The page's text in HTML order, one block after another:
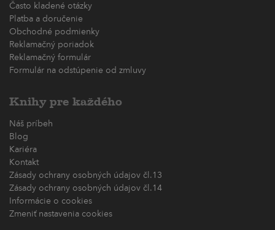
Často kladené otázky
Platba a doručenie
Obchodné podmienky
Reklamačný poriadok
Reklamačný formulár
Formulár na odstúpenie od zmluvy
Knihy pre každého
Náš príbeh
Blog
Kariéra
Kontakt
Zásady ochrany osobných údajov čl.13
Zásady ochrany osobných údajov čl.14
Informácie o cookies
Zmeniť nastavenia cookies